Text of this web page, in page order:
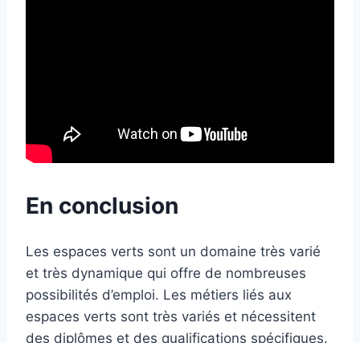
En conclusion
Les espaces verts sont un domaine très varié
et très dynamique qui offre de nombreuses
possibilités d’emploi. Les métiers liés aux
espaces verts sont très variés et nécessitent
des diplômes et des qualifications spécifiques.